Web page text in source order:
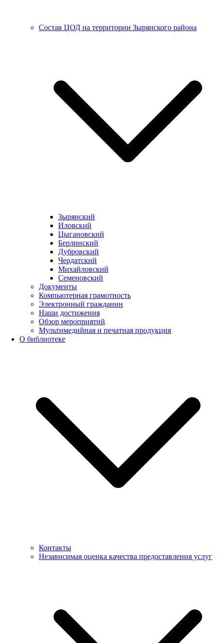
Состав ЦОД на территории Зырянского района
Зырянский
Иловский
Цыгановский
Берлинский
Дубровский
Чердатский
Михайловский
Семеновский
Документы
Компьютерная грамотность
Электронный гражданин
Наши достижения
Обзор мероприятий
Мультимедийная и печатная продукция
О библиотеке
Контакты
Независимая оценка качества предоставления услуг